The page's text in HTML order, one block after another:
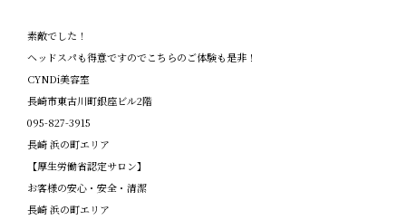
素敵でした！
ヘッドスパも得意ですのでこちらのご体験も是非！
CYNDi美容室
長崎市東古川町銀座ビル2階
095-827-3915
長崎浜の町エリア
【厚生労働省認定サロン】
お客様の安心・安全・清潔
長崎浜の町エリア